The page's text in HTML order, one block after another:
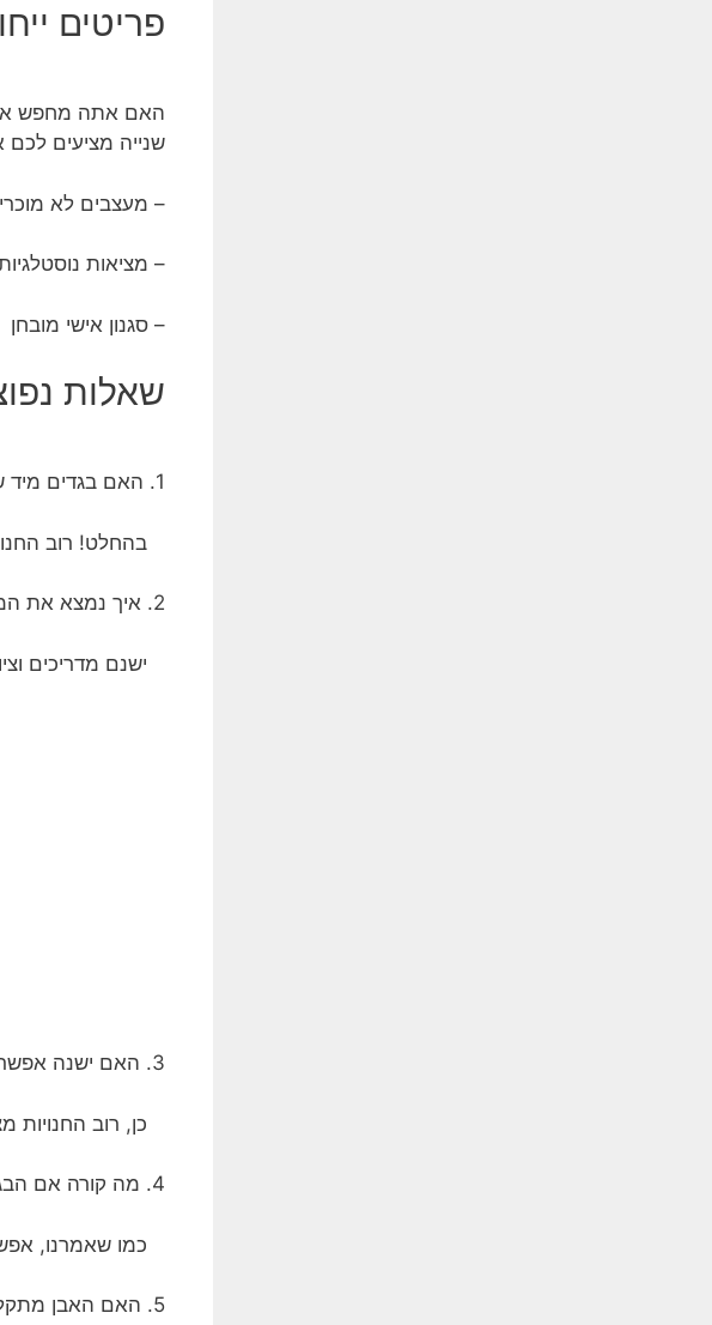
פריטים
האם אתה מחפש
שנייה מציעים
– מעצבים לא
– מציאות
– סגנון אישי מובחן
שאלות
1. האם בגדים מיד שנייה נקיים?
בהחלט! רוב
2. איך נמצא את המידה שלי?
ישנם מדריכים
3. האם ישנה אפשרות להחזיר את הפריטים?
כן, רוב החנויות
4. מה קורה אם הבגד לא מתאים?
כמו שאמרנו,
5. האם האבן מתקלפים?